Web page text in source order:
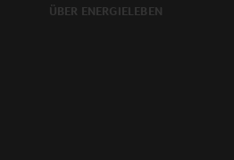
ÜBER ENERGIELEBEN